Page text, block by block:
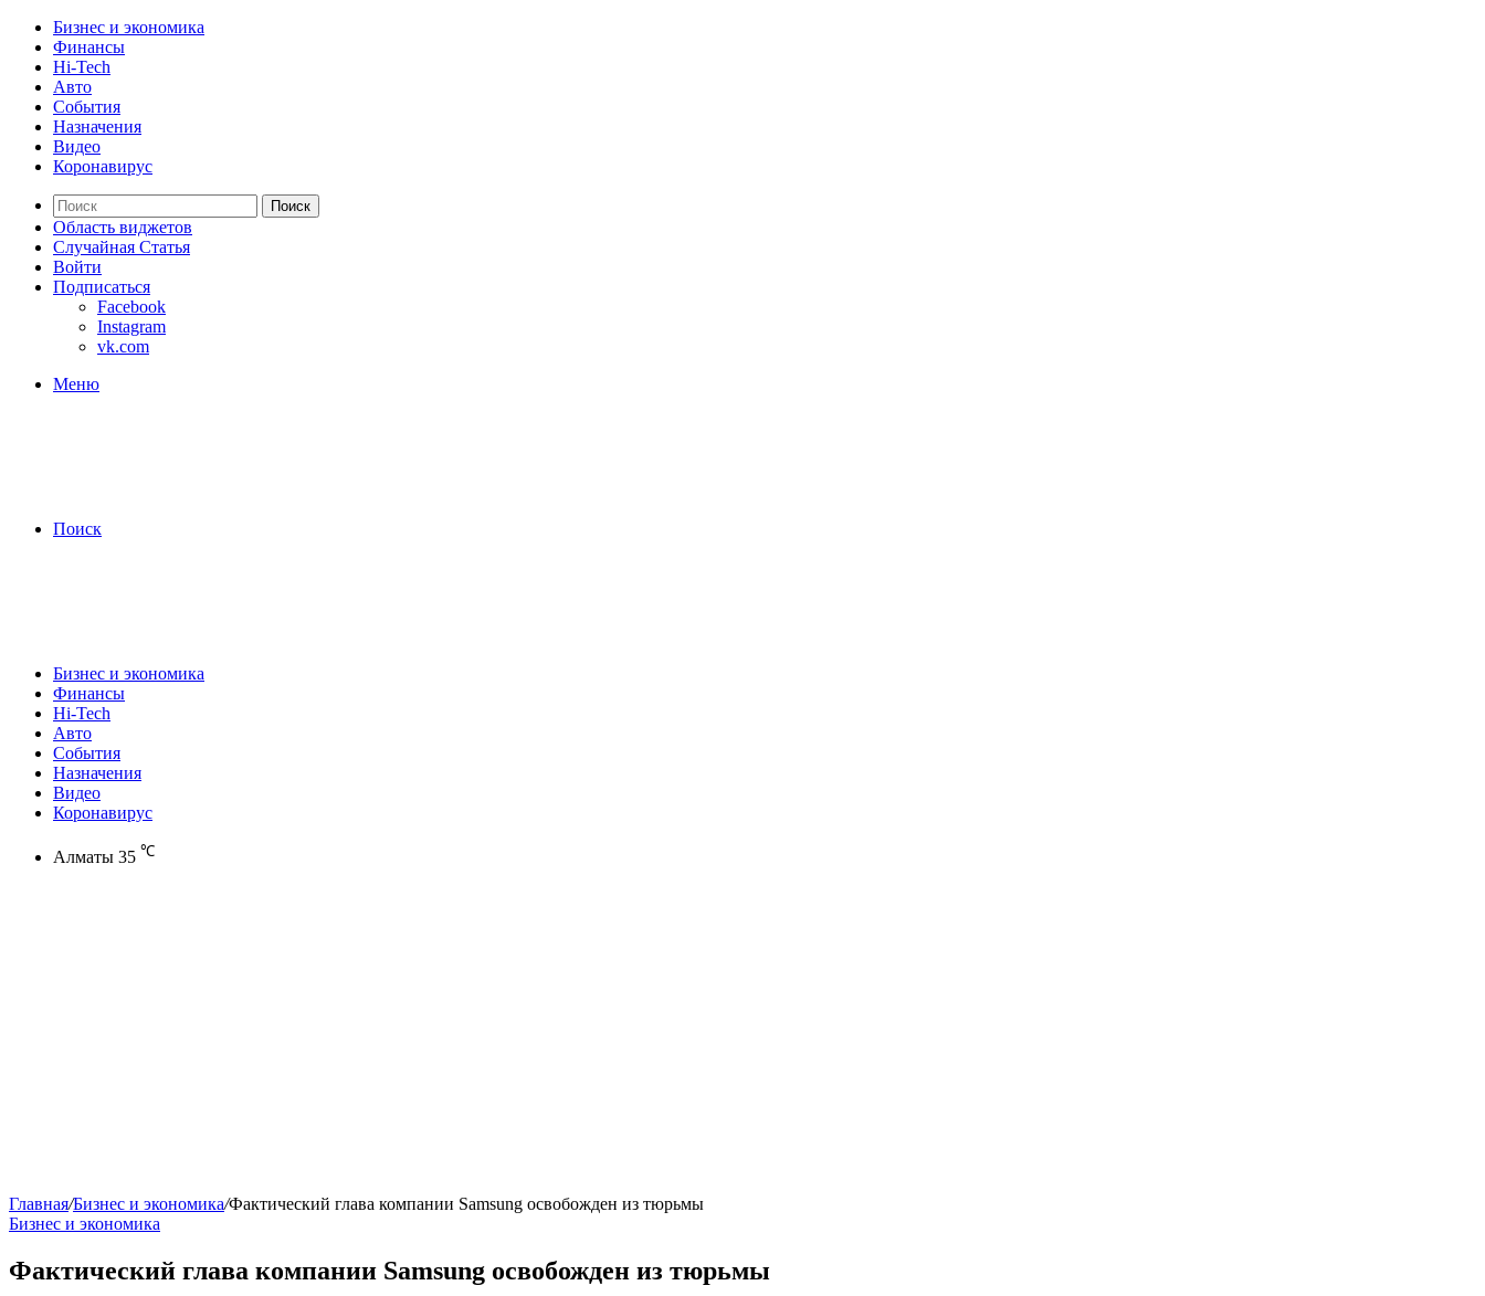
Бизнес и экономика
Финансы
Hi-Tech
Авто
События
Назначения
Видео
Коронавирус
Поиск
Область виджетов
Случайная Статья
Войти
Подписаться
Facebook
Instagram
vk.com
Меню
Поиск
Бизнес и экономика
Финансы
Hi-Tech
Авто
События
Назначения
Видео
Коронавирус
Алматы 35 ℃
Главная/Бизнес и экономика/Фактический глава компании Samsung освобожден из тюрьмы
Бизнес и экономика
Фактический глава компании Samsung освобожден из тюрьмы